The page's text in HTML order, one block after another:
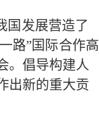
国发展营造了
路”国际合作高
倡导构建人
出新的重大贡